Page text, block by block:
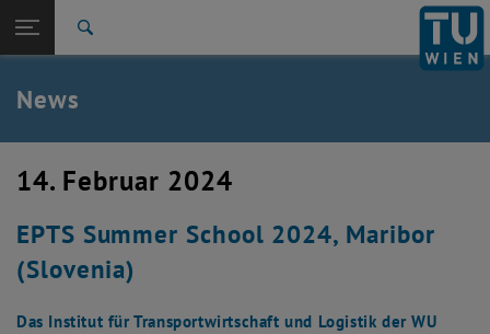
TU Login
Quicklinks
Quicklinks-Menü umschalten
Studium
Zurück: Subseiten von Aktuelles auflisten
Zurück zur letzten Ebene:
Aktuelles
News
News
14. Februar 2024
EPTS Summer School 2024, Maribor
(Slovenia)
Das Institut für Transportwirtschaft und Logistik der WU